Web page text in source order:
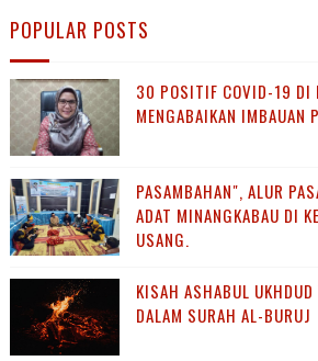
POPULAR POSTS
30 POSITIF COVID-19 DI
MENGABAIKAN IMBAUAN
PASAMBAHAN", ALUR
ADAT MINANGKABAU DI
USANG.
KISAH ASHABUL
DALAM SURAH AL-BURUJ